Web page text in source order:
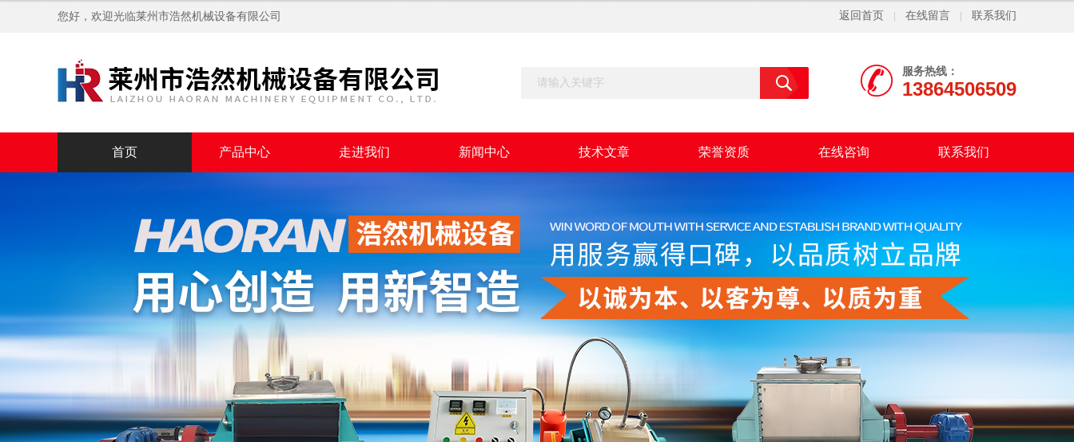
您好，欢迎光临莱州市浩然机械设备有限公司 返回首页 在线留言 联系我们
服务热线：
13864506509
首页 产品中心 走进我们 新闻中心 技术文章 荣誉资质 在线咨询 联系我们